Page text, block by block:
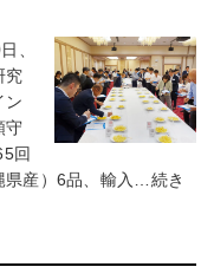
、
究
ン
守
回
県産）6品、輸入…続き